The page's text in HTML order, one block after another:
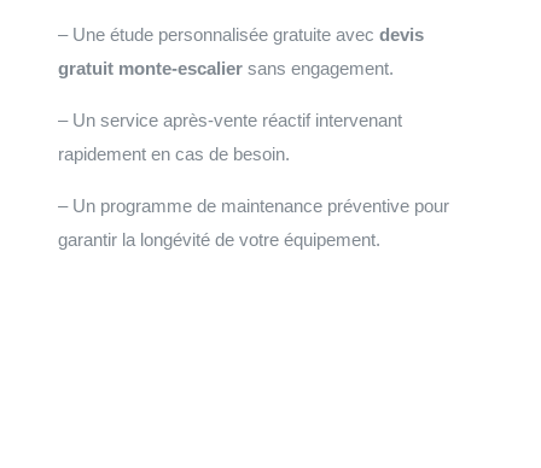
– Une étude personnalisée gratuite avec devis
gratuit monte-escalier sans engagement.
– Un service après-vente réactif intervenant
rapidement en cas de besoin.
– Un programme de maintenance préventive pour
garantir la longévité de votre équipement.